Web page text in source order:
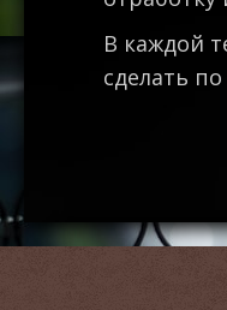
В каждой
сделать